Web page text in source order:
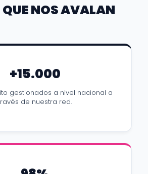
NOS AVALAN
+15.000
gestionados a nivel nacional a
de nuestra red.